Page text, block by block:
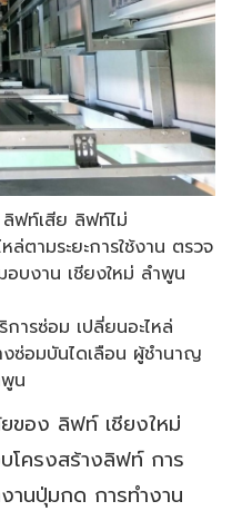
ฟท์เสีย ลิฟท์ไม่
ล่ตามระยะการใช้งาน ตรวจ
บงาน เชียงใหม่ ลำพูน
ารซ่อม เปลี่ยนอะไหล่
ซ่อมบันไดเลือน ผู้ชำนาญ
น
ของ ลิฟท์ เชียงใหม่
ครงสร้างลิฟท์ การ
านปุ่มกด การทำงาน